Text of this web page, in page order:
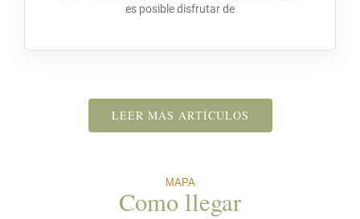
es posible disfrutar de
LEER MÁS ARTÍCULOS
MAPA
Como llegar